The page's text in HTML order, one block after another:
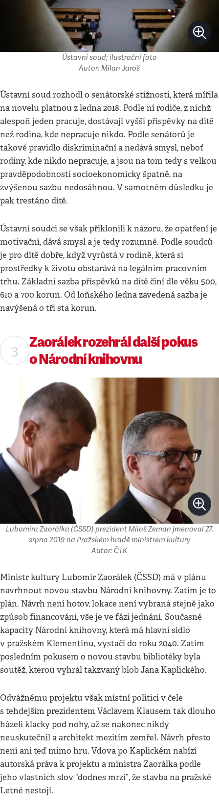
Ústavní soud; ilustrační foto
Autor: Milan Jaroš
Ústavní soud rozhodl o senátorské stížnosti, která mířila
na novelu platnou z ledna 2018. Podle ní rodiče, z nichž
alespoň jeden pracuje, dostávají vyšší příspěvky na dítě
než rodina, kde nepracuje nikdo. Podle senátorů je
takové pravidlo diskriminační a nedává smysl, neboť
rodiny, kde nikdo nepracuje, a jsou na tom tedy s velkou
pravděpodobností socioekonomicky špatně, na
zvýšenou sazbu nedosáhnou. V samotném důsledku je
pak trestáno dítě.
Ústavní soudci se však přiklonili k názoru, že opatření je
motivační, dává smysl a je tedy rozumné. Podle soudců
je pro dítě dobře, když vyrůstá v rodině, která si
prostředky k životu obstarává na legálním pracovním
trhu. Základní sazba příspěvků na dítě činí dle věku 500,
610 a 700 korun. Od loňského ledna zavedená sazba je
navýšená o tři sta korun.
Zaorálek rozehrál další pokus
o Národní knihovnu
Lubomíra Zaorálka (ČSSD) prezident Miloš Zeman jmenoval 27.
srpna 2019 na Pražském hradě ministrem kultury
Autor: ČTK
Ministr kultury Lubomír Zaorálek (ČSSD) má v plánu
navrhnout novou stavbu Národní knihovny. Zatím je to
plán. Návrh není hotov, lokace není vybraná stejně jako
způsob financování, vše je ve fázi jednání. Současné
kapacity Národní knihovny, která má hlavní sídlo
v pražském Klementinu, vystačí do roku 2040. Zatím
posledním pokusem o novou stavbu bibliotéky byla
soutěž, kterou vyhrál takzvaný blob Jana Kaplického.
Odvážnému projektu však místní politici v čele
s tehdejším prezidentem Václavem Klausem tak dlouho
házeli klacky pod nohy, až se nakonec nikdy
neuskutečnil a architekt mezitím zemřel. Návrh přesto
není ani teď mimo hru. Vdova po Kaplickém nabízí
autorská práva k projektu a ministra Zaorálka podle
jeho vlastních slov “dodnes mrzí”, že stavba na pražské
Letné nestojí.